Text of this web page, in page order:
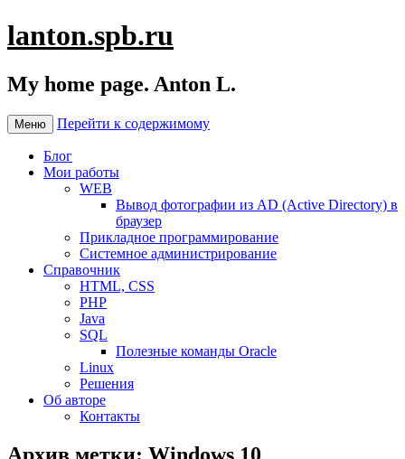
lanton.spb.ru
My home page. Anton L.
Меню Перейти к содержимому
Блог
Мои работы
WEB
Вывод фотографии из AD (Active Directory) в
браузер
Прикладное программирование
Системное администрирование
Справочник
HTML, CSS
PHP
Java
SQL
Полезные команды Oracle
Linux
Решения
Об авторе
Контакты
Архив метки: Windows 10